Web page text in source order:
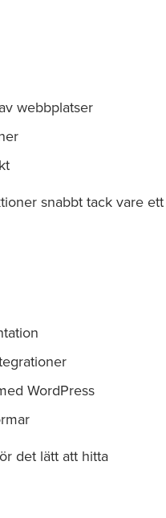
webbplatser
snabbt tack vare ett
WordPress
det lätt att hitta